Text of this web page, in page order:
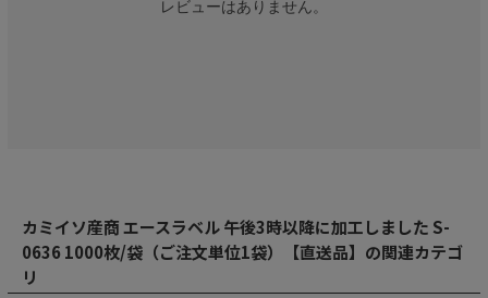
レビューはありません。
カミイソ産商 エースラベル 午後3時以降に加工しました S-
0636 1000枚/袋（ご注文単位1袋）【直送品】の関連カテゴ
リ